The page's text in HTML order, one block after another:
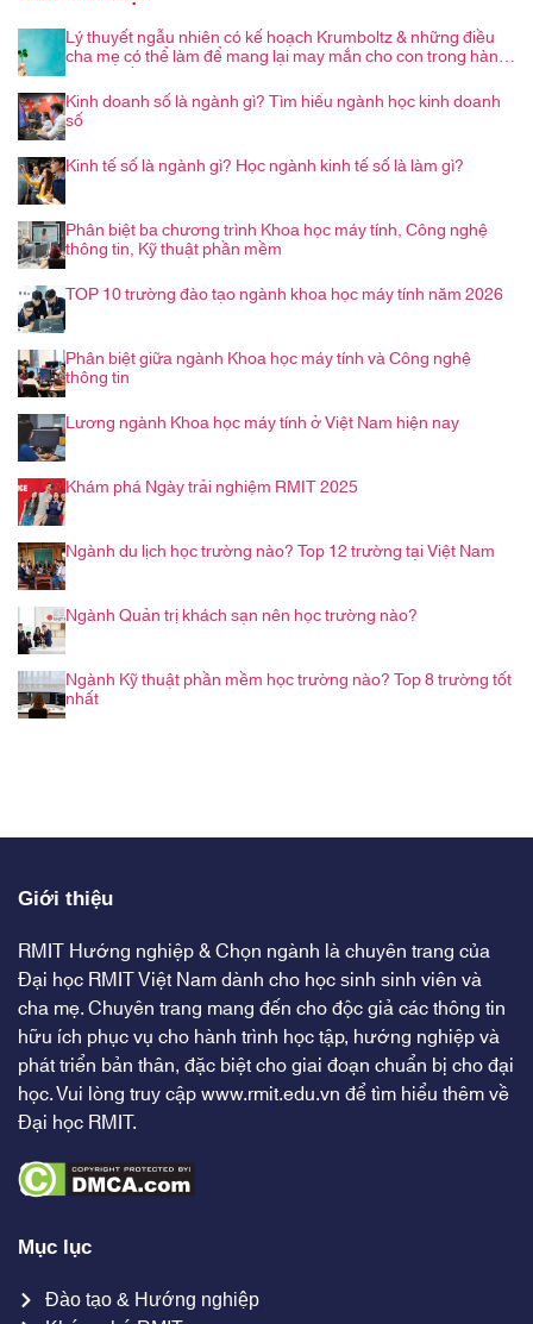
Lý thuyết ngẫu nhiên có kế hoạch Krumboltz & những điều
cha mẹ có thể làm để mang lại may mắn cho con trong hành
trình nghề nghiệp
Kinh doanh số là ngành gì? Tìm hiểu ngành học kinh doanh
số
Kinh tế số là ngành gì? Học ngành kinh tế số là làm gì?
Phân biệt ba chương trình Khoa học máy tính, Công nghệ
thông tin, Kỹ thuật phần mềm
TOP 10 trường đào tạo ngành khoa học máy tính năm 2026
Phân biệt giữa ngành Khoa học máy tính và Công nghệ
thông tin
Lương ngành Khoa học máy tính ở Việt Nam hiện nay
Khám phá Ngày trải nghiệm RMIT 2025
Ngành du lịch học trường nào? Top 12 trường tại Việt Nam
Ngành Quản trị khách sạn nên học trường nào?
Ngành Kỹ thuật phần mềm học trường nào? Top 8 trường tốt
nhất
Giới thiệu
RMIT Hướng nghiệp & Chọn ngành là chuyên trang của
Đại học RMIT Việt Nam dành cho học sinh sinh viên và
cha mẹ. Chuyên trang mang đến cho độc giả các thông tin
hữu ích phục vụ cho hành trình học tập, hướng nghiệp và
phát triển bản thân, đặc biệt cho giai đoạn chuẩn bị cho đại
học. Vui lòng truy cậpwww.rmit.edu.vnđể tìm hiểu thêm về
Đại học RMIT.
Mục lục
Đào tạo & Hướng nghiệp